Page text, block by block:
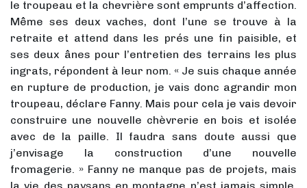
le troupeau et la chevrière sont emprunts d’affection.
Même ses deux vaches, dont l’une se trouve à la
retraite et attend dans les prés une fin paisible, et
ses deux ânes pour l’entretien des terrains les plus
ingrats, répondent à leur nom. « Je suis chaque année
en rupture de production, je vais donc agrandir mon
troupeau, déclare Fanny. Mais pour cela je vais devoir
construire une nouvelle chèvrerie en bois et isolée
avec de la paille. Il faudra sans doute aussi que
j’envisage la construction d’une nouvelle
fromagerie. » Fanny ne manque pas de projets, mais